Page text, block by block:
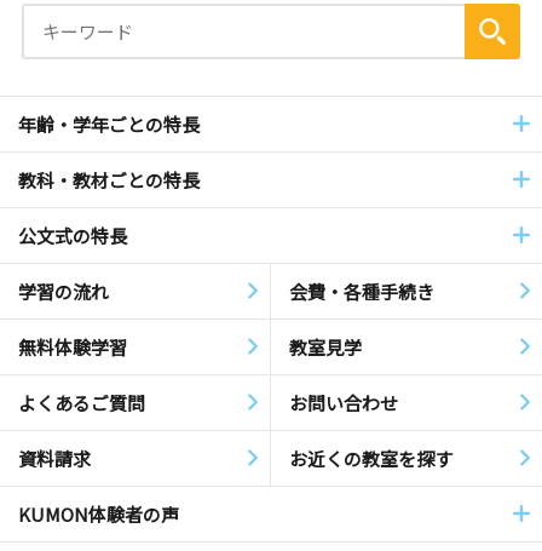
年齢・学年ごとの特長
教科・教材ごとの特長
公文式の特長
学習の流れ 会費・各種手続き
無料体験学習 教室見学
よくあるご質問 お問い合わせ
資料請求 お近くの教室を探す
KUMON体験者の声